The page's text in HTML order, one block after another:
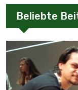
Beliebte